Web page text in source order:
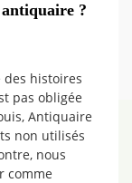
?
des histoires
pas obligée
Antiquaire
non utilisés
nous
comme